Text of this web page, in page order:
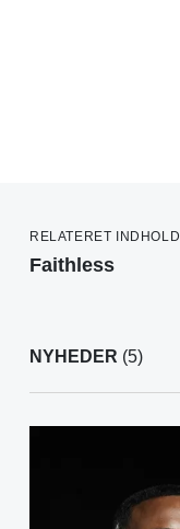
RELATERET INDHOLD
Faithless
NYHEDER (5)